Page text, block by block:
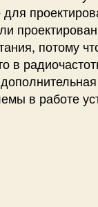
потому
в
в работе